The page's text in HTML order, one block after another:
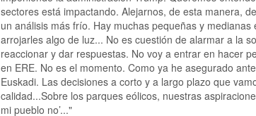
sectores está impactando. Alejarnos, de esta manera,
un análisis más frío. Hay muchas pequeñas y
arrojarles algo de luz... No es cuestión de alarmar a la
reaccionar y dar respuestas. No voy a entrar en hacer
en ERE. No es el momento. Como ya he asegurado
Euskadi. Las decisiones a corto y a largo plazo que
calidad...Sobre los parques eólicos, nuestras
mi pueblo no’..."